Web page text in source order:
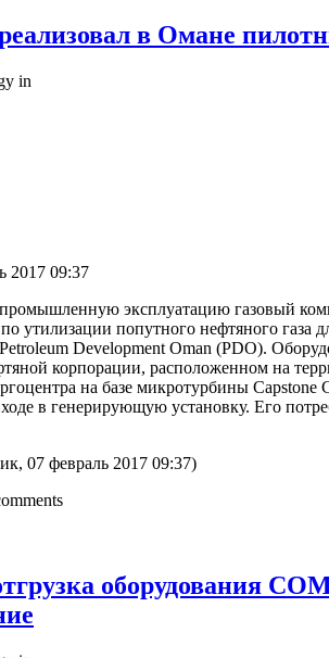
в Омане
in
2017 09:37
эксплуатацию газовый
утилизации попутного нефтяного
Development Oman (PDO).
корпорации, расположенном на
на базе микротурбины
в генерирующую установку. Его
07 февраль 2017 09:37)
оборудования